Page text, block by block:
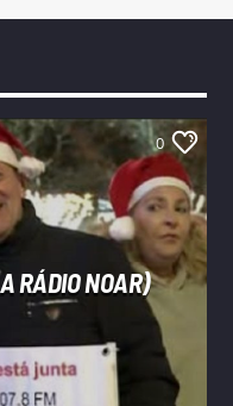
0
RÁDIO NOAR)